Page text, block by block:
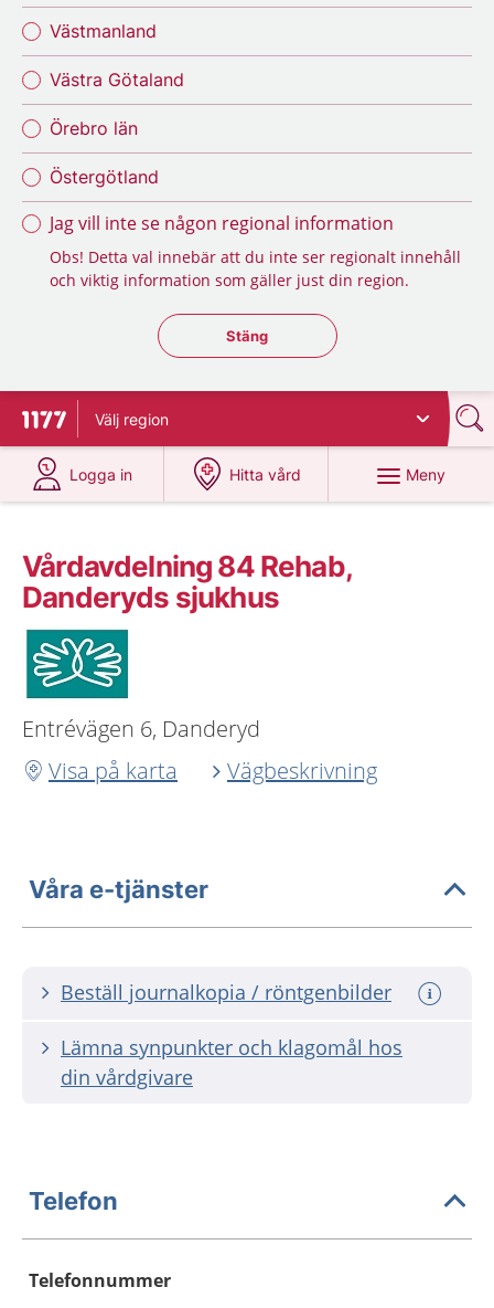
Västmanland
Västra Götaland
Örebro län
Östergötland
Jag vill inte se någon regional information
Obs! Detta val innebär att du inte ser regionalt innehåll
och viktig information som gäller just din region.
Stäng regionsväljaren
Stäng
Till startsidan för 1177
Välj region
Logga in
på 1177.se
Hitta vård
på 1177.se
Meny
Vårdavdelning 84 Rehab,
Danderyds sjukhus
Entrévägen 6, Danderyd
Visa på karta
Vägbeskrivning
Våra e-tjänster
Beställ journalkopia / röntgenbilder
Lämna synpunkter och klagomål hos
din vårdgivare
Telefon
Telefonnummer